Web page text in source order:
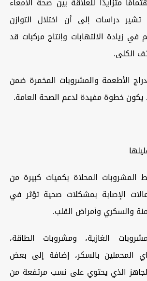
دراسات إلى أن اختلال التوازن
زيادة الالتهابات وإنتاج مركبات قد
الكلى.
الأطعمة والمشروبات المخمرة ضمن
يكون خطوة مفيدة لدعم الصحة العامة.
المشروبات المحلاة بكميات كبيرة من
الإصابة بمشكلات صحية تؤثر في
والسكري وأمراض القلب.
الغازية، ومشروبات الطاقة،
المحملين بالسكر، إضافة إلى بعض
الذي يحتوي على نسب مرتفعة من